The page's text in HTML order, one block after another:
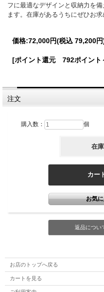
フに最適なデザインと収納力を
ます。在庫があるうちにぜひお求
価格:72,000円(税込 79,200円
[ポイント還元 792ポイント
注文
購入数： 個
在庫
返品につい
お店のトップへ戻る
カートを見る